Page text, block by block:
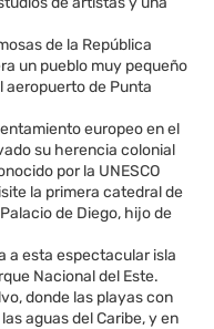
de la República
un pueblo muy pequeño
aeropuerto de Punta
europeo en el
su herencia colonial
por la UNESCO
la primera catedral de
de Diego, hijo de
a esta espectacular isla
Nacional del Este.
donde las playas con
aguas del Caribe, y en